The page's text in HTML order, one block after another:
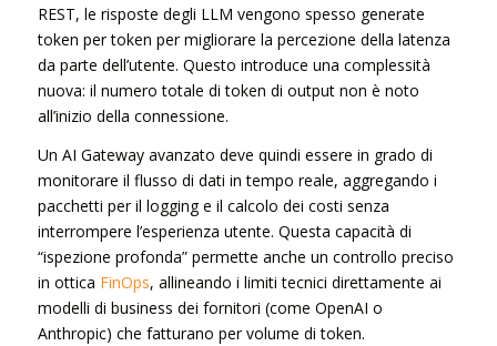
REST, le risposte degli LLM vengono spesso generate
token per token per migliorare la percezione della latenza
da parte dell’utente. Questo introduce una complessità
nuova: il numero totale di token di output non è noto
all’inizio della connessione.
Un AI Gateway avanzato deve quindi essere in grado di
monitorare il flusso di dati in tempo reale, aggregando i
pacchetti per il logging e il calcolo dei costi senza
interrompere l’esperienza utente. Questa capacità di
“ispezione profonda” permette anche un controllo preciso
in ottica FinOps, allineando i limiti tecnici direttamente ai
modelli di business dei fornitori (come OpenAI o
Anthropic) che fatturano per volume di token.